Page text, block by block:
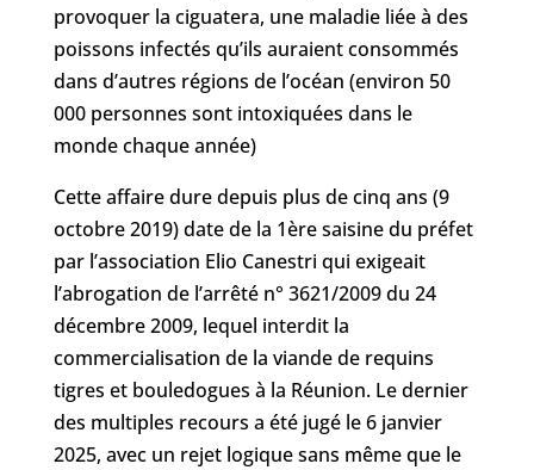
provoquer la ciguatera, une maladie liée à des
poissons infectés qu’ils auraient consommés
dans d’autres régions de l’océan (environ 50
000 personnes sont intoxiquées dans le
monde chaque année)
Cette affaire dure depuis plus de cinq ans (9
octobre 2019) date de la 1ère saisine du préfet
par l’association Elio Canestri qui exigeait
l’abrogation de l’arrêté n° 3621/2009 du 24
décembre 2009, lequel interdit la
commercialisation de la viande de requins
tigres et bouledogues à la Réunion. Le dernier
des multiples recours a été jugé le 6 janvier
2025, avec un rejet logique sans même que le